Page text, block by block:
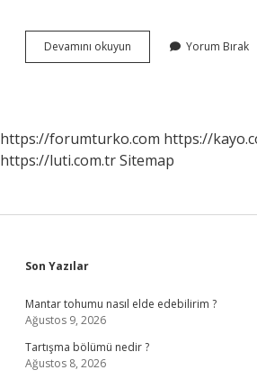
Devamını okuyun
Barış
Yorum Bırak
https://forumturko.com https://
https://luti.com.trSitemap
Sidebar
Son Yazılar
Mantar tohumu nasıl elde edebilirim ?
Ağustos 9, 2026
Tartışma bölümü nedir ?
Ağustos 8, 2026